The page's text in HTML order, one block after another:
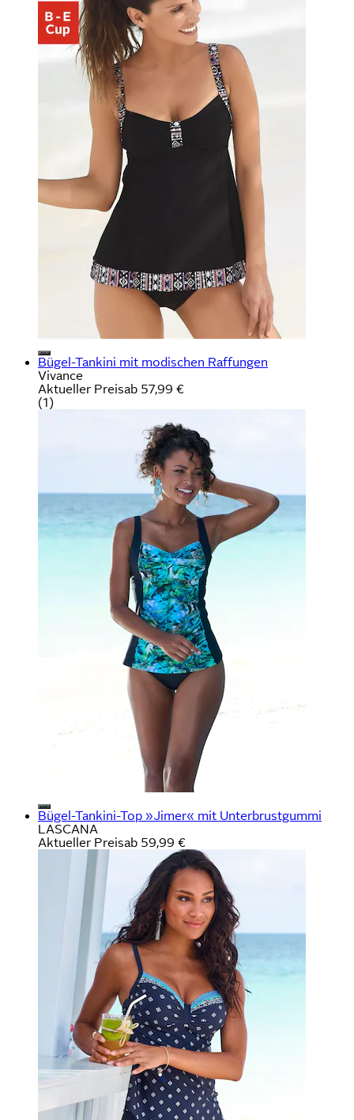
Bügel-Tankini mit modischen Raffungen
Vivance
Aktueller Preisab 57,99 €
(1)
Bügel-Tankini-Top »Jimer« mit Unterbrustgummi
LASCANA
Aktueller Preisab 59,99 €